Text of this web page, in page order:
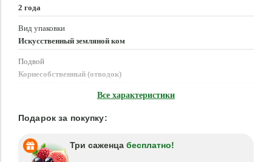
2 года
Вид упаковки
Искусственный земляной ком
Подвой
Корнесобственный (отводок)
Все характеристики
Подарок за покупку:
Три саженца бесплатно!